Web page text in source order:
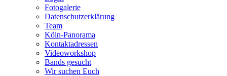
Fotogalerie
Datenschutzerklärung
Team
Köln-Panorama
Kontaktadressen
Videoworkshop
Bands gesucht
Wir suchen Euch